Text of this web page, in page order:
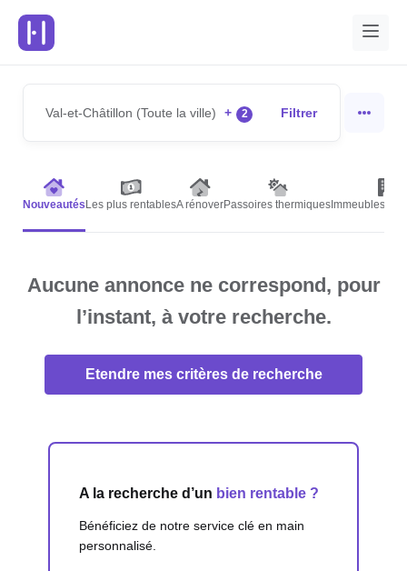
Val-et-Châtillon (Toute la ville) + 2 Filtrer
Nouveautés Les plus rentablesA rénoverPassoires thermiques Immeubles de
Aucune annonce ne correspond, pour
l’instant, à votre recherche.
Etendre mes critères de recherche
A la recherche d’un bien rentable ?
Bénéficiez de notre service clé en main
personnalisé.